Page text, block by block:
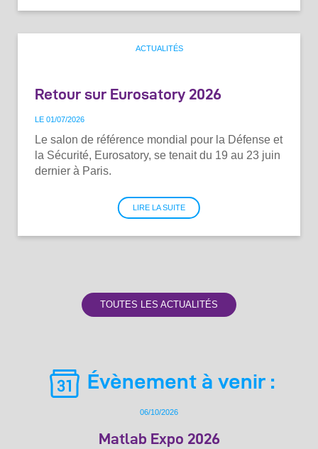
ACTUALITÉS
Retour sur Eurosatory 2026
LE 01/07/2026
Le salon de référence mondial pour la Défense et
la Sécurité, Eurosatory, se tenait du 19 au 23 juin
dernier à Paris.
LIRE LA SUITE
TOUTES LES ACTUALITÉS
Évènement à venir :
06/10/2026
Matlab Expo 2026